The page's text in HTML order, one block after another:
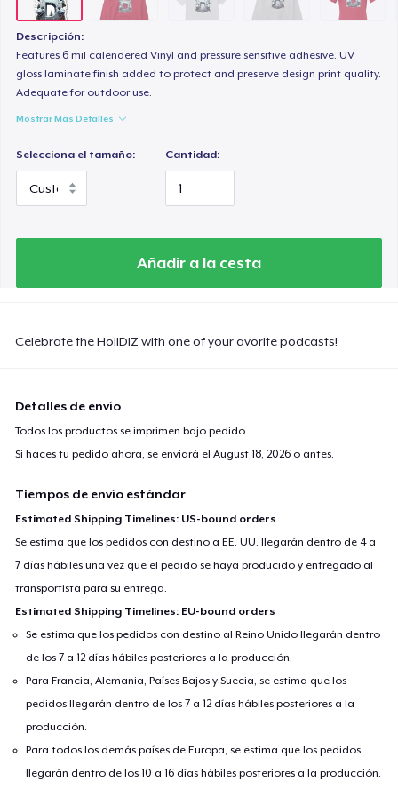
Descripción:
Features 6 mil calendered Vinyl and pressure sensitive adhesive. UV
gloss laminate finish added to protect and preserve design print quality.
Adequate for outdoor use.
Mostrar Más Detalles
Selecciona el tamaño: Cantidad:
Añadir a la cesta
Celebrate the HoilDIZ with one of your avorite podcasts!
Detalles de envío
Todos los productos se imprimen bajo pedido.
Si haces tu pedido ahora, se enviará elAugust 18, 2026 o antes.
Tiempos de envío estándar
Estimated Shipping Timelines: US-bound orders
Se estima que los pedidos con destino a EE. UU. llegarán dentro de 4 a
7 días hábiles una vez que el pedido se haya producido y entregado al
transportista para su entrega.
Estimated Shipping Timelines: EU-bound orders
Se estima que los pedidos con destino al Reino Unido llegarán dentro
de los 7 a 12 días hábiles posteriores a la producción.
Para Francia, Alemania, Países Bajos y Suecia, se estima que los
pedidos llegarán dentro de los 7 a 12 días hábiles posteriores a la
producción.
Para todos los demás países de Europa, se estima que los pedidos
llegarán dentro de los 10 a 16 días hábiles posteriores a la producción.
Women's Classic Tee
Comfort Colors 1717 | Classic Heavyweight T-Shirt
24,99 US$
30,99 US$